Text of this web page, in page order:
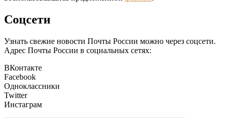
Соцсети
Узнать свежие новости Почты России можно через соцсети.
Адрес Почты России в социальных сетях:
ВКонтакте
Facebook
Одноклассники
Twitter
Инстаграм